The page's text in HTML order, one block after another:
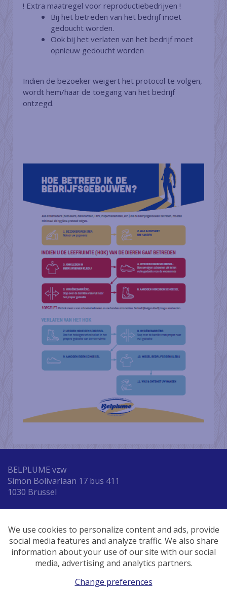
! Extra maatregel voor reproductiebedrijven !
Bij het betreden van het bedrijf moet
gedoucht worden.
Ook bij het verlaten van het bedrijf moet
opnieuw gedoucht worden
Indien de bezoeker weigert het protocol te volgen,
wordt hem/haar de toegang van het bedrijf
ontzegd.
We use cookies to personalize content and ads, provide
social media features and analyze traffic. We also share
information about your use of our site with our social
media, advertising and analytics partners.
Change preferences
BELPLUME vzw
Simon Bolivarlaan 17 bus 411
1030 Brussel
E-mail:info@belplume.be
BE 0478.653.527